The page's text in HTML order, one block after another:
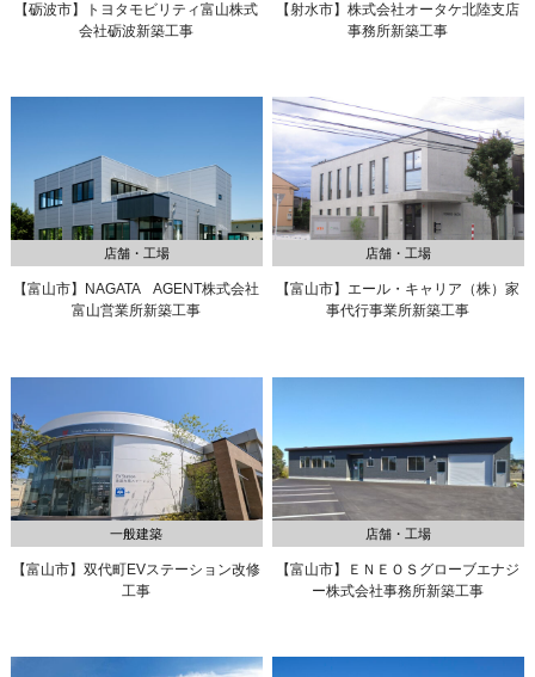
【砺波市】トヨタモビリティ富山株式
会社砺波新築工事
【射水市】株式会社オータケ北陸支店
事務所新築工事
店舗・工場
【富山市】NAGATA AGENT株式会社
富山営業所新築工事
店舗・工場
【富山市】エール・キャリア（株）家
事代行事業所新築工事
一般建築
【富山市】双代町EVステーション改修
工事
店舗・工場
【富山市】ＥＮＥＯＳグローブエナジ
ー株式会社事務所新築工事